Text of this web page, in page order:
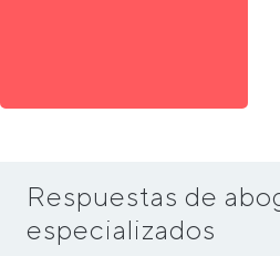
Respuestas de
especializados